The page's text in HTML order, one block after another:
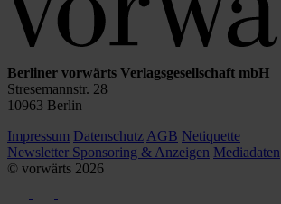
Berliner vorwärts Verlagsgesellschaft mbH
Stresemannstr. 28
10963 Berlin
Impressum Datenschutz AGB Netiquette
Newsletter Sponsoring & Anzeigen Mediadaten
© vorwärts 2026